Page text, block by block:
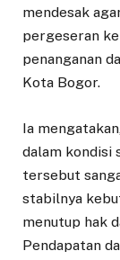
mendesak
pergeseran
penanganan
Kota Bogor.
Ia
dalam kondisi
tersebut
stabilnya
menutup hak
Pendapatan